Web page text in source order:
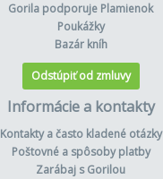
Gorila podporuje Plamienok
Poukážky
Bazár kníh
Odstúpiť od zmluvy
Informácie a kontakty
Kontakty a často kladené otázky
Poštovné a spôsoby platby
Zarábaj s Gorilou